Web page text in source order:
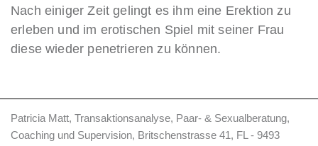
Nach einiger Zeit gelingt es ihm eine Erektion zu
erleben und im erotischen Spiel mit seiner Frau
diese wieder penetrieren zu können.
Patricia Matt, Transaktionsanalyse, Paar- & Sexualberatung,
Coaching und Supervision, Britschenstrasse 41, FL - 9493